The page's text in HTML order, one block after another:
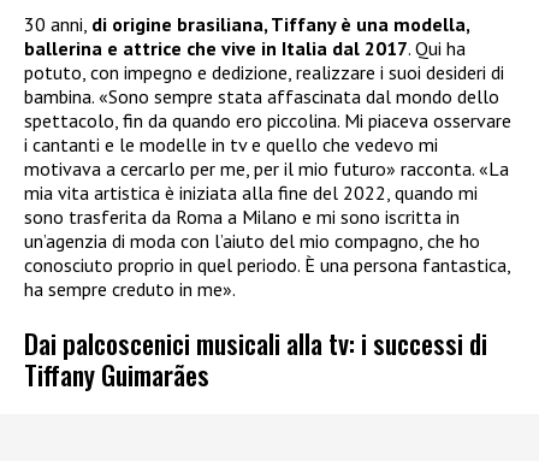
30 anni, di origine brasiliana, Tiffany è una modella,
ballerina e attrice che vive in Italia dal 2017. Qui ha
potuto, con impegno e dedizione, realizzare i suoi desideri di
bambina. «Sono sempre stata affascinata dal mondo dello
spettacolo, fin da quando ero piccolina. Mi piaceva osservare
i cantanti e le modelle in tv e quello che vedevo mi
motivava a cercarlo per me, per il mio futuro» racconta. «La
mia vita artistica è iniziata alla fine del 2022, quando mi
sono trasferita da Roma a Milano e mi sono iscritta in
un’agenzia di moda con l’aiuto del mio compagno, che ho
conosciuto proprio in quel periodo. È una persona fantastica,
ha sempre creduto in me».
Dai palcoscenici musicali alla tv: i successi di
Tiffany Guimarães